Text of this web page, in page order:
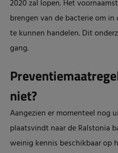
2020 zal lopen. Het
brengen van de bacterie om
te kunnen handelen. Dit
gang.
niet?
Aangezien er momenteel nog
plaatsvindt naar de Ralstonia
weinig kennis beschikbaar op